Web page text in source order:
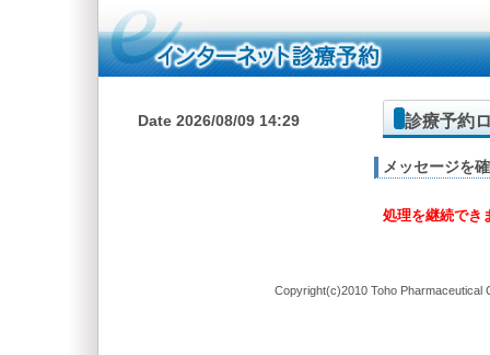
Date 2026/08/09 14:29 診療予約
メッセージを
処理を継続でき
Copyright(c)2010 Toho Pharmaceutical